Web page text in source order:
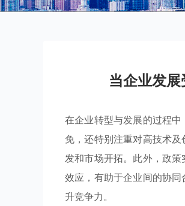
当企业发
在企业转型与发展的过程中
免，还特别注重对高技术
发和市场开拓。此外，政
效应，有助于企业间的协
升竞争力。